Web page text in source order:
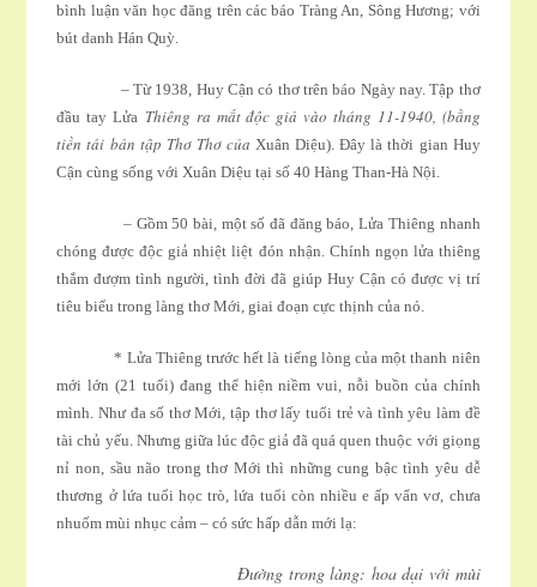
bình luận văn học đăng trên các báo Tràng An, Sông Hương; với
bút danh Hán Quỳ.
– Từ 1938, Huy Cận có thơ trên báo Ngày nay. Tập thơ
đầu tay Lửa Thiêng ra mắt độc giả vào tháng 11-1940, (bằng
tiền tái bản tập Thơ Thơ của Xuân Diệu). Ðây là thời gian Huy
Cận cùng sống với Xuân Diệu tại số 40 Hàng Than-Hà Nội.
– Gồm 50 bài, một số đã đăng báo, Lửa Thiêng nhanh
chóng được độc giả nhiệt liệt đón nhận. Chính ngọn lửa thiêng
thắm đượm tình người, tình đời đã giúp Huy Cận có được vị trí
tiêu biểu trong làng thơ Mới, giai đoạn cực thịnh của nó.
* Lửa Thiêng trước hết là tiếng lòng của một thanh niên
mới lớn (21 tuổi) đang thể hiện niềm vui, nỗi buồn của chính
mình. Như đa số thơ Mới, tập thơ lấy tuổi trẻ và tình yêu làm đề
tài chủ yếu. Nhưng giữa lúc độc giả đã quá quen thuộc với giọng
nỉ non, sầu não trong thơ Mới thì những cung bậc tình yêu dễ
thương ở lứa tuổi học trò, lứa tuổi còn nhiều e ấp vẩn vơ, chưa
nhuốm mùi nhục cảm – có sức hấp dẫn mới lạ:
Ðường trong làng: hoa dại với mùi